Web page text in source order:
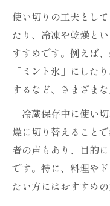
使い切りの工夫とし
たり、冷凍や乾燥と
すすめです。例えば
「ミント氷」にした
するなど、さまざま
「冷蔵保存中に使い
燥に切り替えること
者の声もあり、目的
です。特に、料理や
たい方にはおすすめの
お